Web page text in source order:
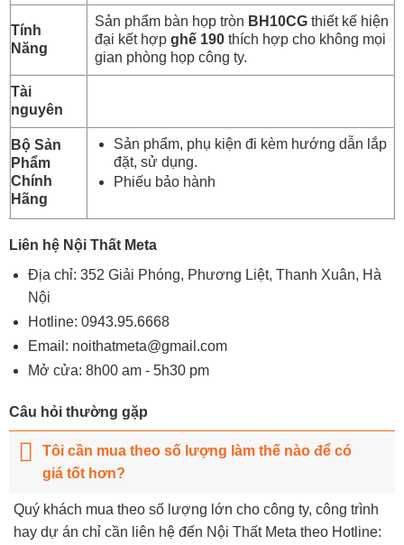
Tính
Năng
Sản phẩm bàn họp tròn BH10CG thiết kế hiện
đại kết hợp ghế 190 thích hợp cho không mọi
gian phòng họp công ty.
Tài
nguyên
Bộ Sản
Phẩm
Chính
Hãng
Sản phẩm, phụ kiện đi kèm hướng dẫn lắp
đặt, sử dụng.
Phiếu bảo hành
Liên hệ Nội Thất Meta
Địa chỉ: 352 Giải Phóng, Phương Liệt, Thanh Xuân, Hà
Nội
Hotline: 0943.95.6668
Email: noithatmeta@gmail.com
Mở cửa: 8h00 am - 5h30 pm
Câu hỏi thường gặp
Tôi cần mua theo số lượng làm thế nào để có
giá tốt hơn?
Quý khách mua theo số lượng lớn cho công ty, công trình
hay dự án chỉ cần liên hệ đến Nội Thất Meta theo Hotline: